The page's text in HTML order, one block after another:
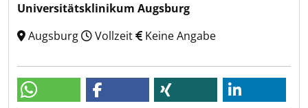
Universitätsklinikum Augsburg
Augsburg
Vollzeit Keine Angabe